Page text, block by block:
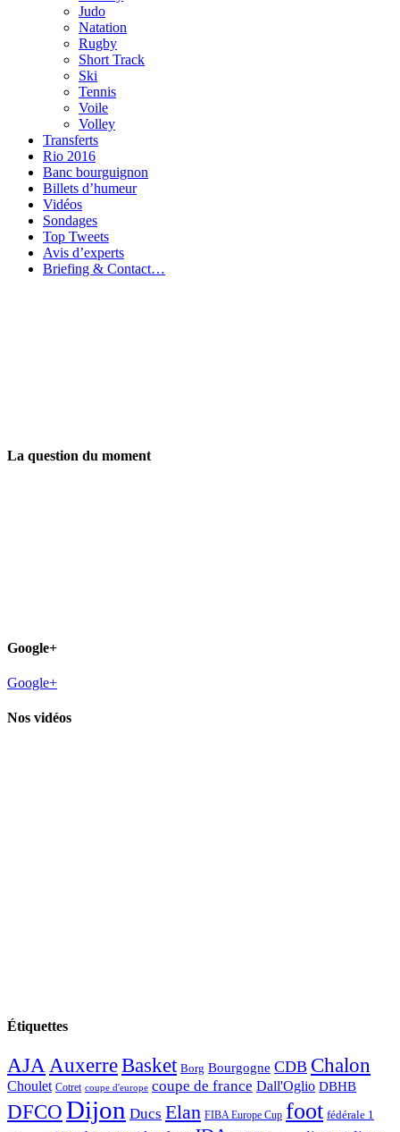
Judo
Natation
Rugby
Short Track
Ski
Tennis
Voile
Volley
Transferts
Rio 2016
Banc bourguignon
Billets d’humeur
Vidéos
Sondages
Top Tweets
Avis d’experts
Briefing & Contact…
La question du moment
Google+
Google+
Nos vidéos
Étiquettes
AJA AuxerreBasket Borg Bourgogne CDB Chalon
Choulet Cotret coupe d'europe coupe de france Dall'Oglio DBHB
DFCODijon Ducs Elan FIBA Europe Cup foot fédérale 1